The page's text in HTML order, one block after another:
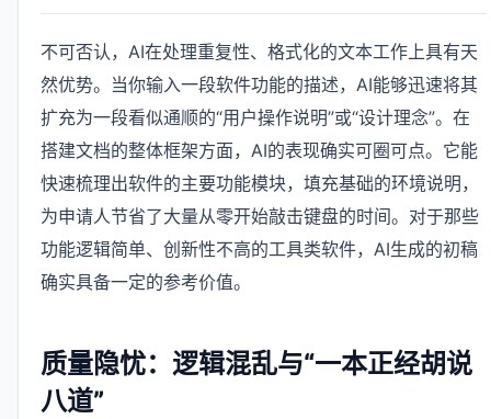
不可否认，AI在处理重复性、格式化的文本工作上具有天
然优势。当你输入一段软件功能的描述，AI能够迅速将其
扩充为一段看似通顺的“用户操作说明”或“设计理念”。在
搭建文档的整体框架方面，AI的表现确实可圈可点。它能
快速梳理出软件的主要功能模块，填充基础的环境说明，
为申请人节省了大量从零开始敲击键盘的时间。对于那些
功能逻辑简单、创新性不高的工具类软件，AI生成的初稿
确实具备一定的参考价值。
质量隐忧：逻辑混乱与“一本正经胡说
八道”